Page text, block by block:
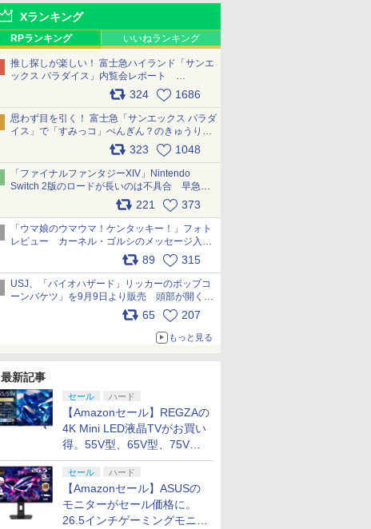
Xランキング
RPランキング いいねランキング
推し探しが楽しい！ 富士急ハイランド「サンエ
ックス パラダイス」内覧会レポート
324 1686
思わず目を引く！ 富士急「サンエックス パラダ
イス」で「すみっコ」ぺんぎん？のきゅうりド
ッグを食べてみた イラストそのままのメニュ
ー化に挑戦。これが意外にもおいしい
pic.x.com/Kgl04hZaeg
323 1048
「ファイナルファンタジーXIV」Nintendo
Switch 2版のロードが長いのは不具合 早急に
アップデートできるよう対応中221 373
「ウマ娘のウマウマ！ケンタッキー！」フォト
レビュー カーネル・ゴルシのメッセージ入り
パッケージや描き下ろしトレカなどが登場
89 315
USJ、「バイオハザード」リッカーのポップコ
ーンバケツ」を9月9日より販売 頭部が開く仕
組み。味は恐怖を堪のう「味噌フレーバー」
65 207
もっと見る
最新記事
セール ハード
【Amazonセール】REGZAの
4K Mini LED液晶TVがお買い
得。55V型、65V型、75V型
の2026年モデルがラインナ
ップ
セール ハード
【Amazonセール】ASUSの
モニターがセール価格に。
26.5インチゲーミングモニタ